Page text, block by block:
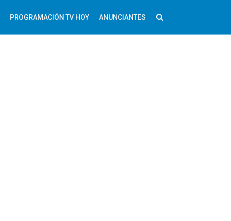
PROGRAMACIÓN TV HOY ANUNCIANTES